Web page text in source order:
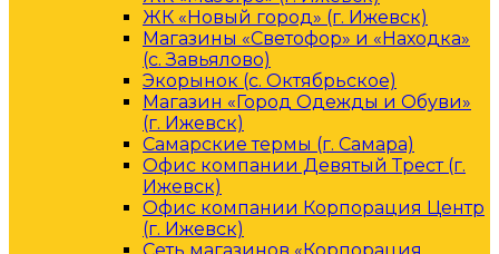
ЖК «Новый город» (г. Ижевск)
Магазины «Светофор» и «Находка»
(с. Завьялово)
Экорынок (с. Октябрьское)
Магазин «Город Одежды и Обуви»
(г. Ижевск)
Самарские термы (г. Самара)
Офис компании Девятый Трест (г.
Ижевск)
Офис компании Корпорация Центр
(г. Ижевск)